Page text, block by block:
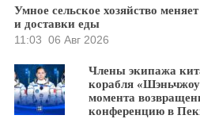
Умное сельское хозяйство
и доставки еды
11:03 06 Авг 2026
Члены экипажа
корабля
момента
конференцию в